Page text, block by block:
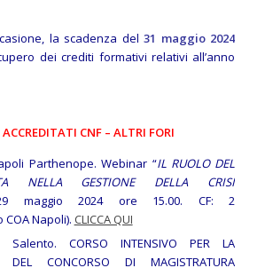
la scadenza del31 maggio 2024
dei crediti formativi relativi all’anno
CNF – ALTRI FORI
Parthenope. Webinar “IL RUOLO DEL
NELLA GESTIONE DELLA CRISI
maggio 2024 ore 15.00. CF: 2
Napoli). CLICCA QUI
CORSO INTENSIVO PER LA
DEL CONCORSO DI MAGISTRATURA